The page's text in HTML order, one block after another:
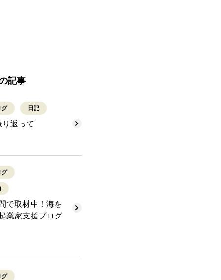
記事
グ 日記
返って
グ
で取材中！海を
業家支援プログ
グ